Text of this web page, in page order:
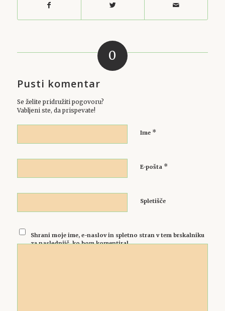
0
Pusti komentar
Se želite pridružiti pogovoru?
Vabljeni ste, da prispevate!
Ime *
E-pošta *
Spletišče
Shrani moje ime, e-naslov in spletno stran v tem brskalniku
za naslednjič, ko bom komentiral.